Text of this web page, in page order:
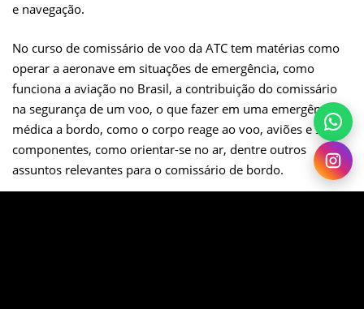
e navegação.
No curso de comissário de voo da ATC tem matérias como
operar a aeronave em situações de emergência, como
funciona a aviação no Brasil, a contribuição do comissário
na segurança de um voo, o que fazer em uma emergência
médica a bordo, como o corpo reage ao voo, aviões e seus
componentes, como orientar-se no ar, dentre outros
assuntos relevantes para o comissário de bordo.